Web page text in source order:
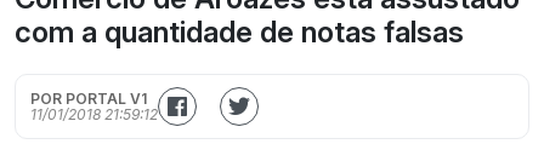
com a quantidade de notas falsas
POR PORTAL V1
11/01/2018 21:59:12